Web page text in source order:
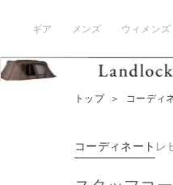
ギア メンズ ウィメンズ
トップ ＞ コーディ
コーディネート レ